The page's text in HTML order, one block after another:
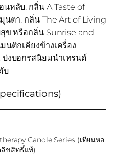
หลับ, กลิ่น A Taste of
ตา, กลิ่น The Art of Living
ข หรือกลิ่น Sunrise and
ติกเคียงข้างเครื่อง
งบอกรสนิยมนำเทรนด์
บ
Candle Series (เทียนหอ
ขสิทธิ์แท้)